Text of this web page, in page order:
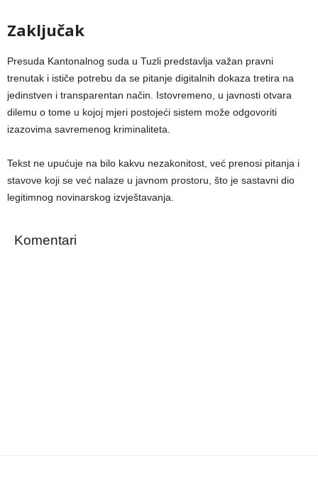
Zaključak
Presuda Kantonalnog suda u Tuzli predstavlja važan pravni
trenutak i ističe potrebu da se pitanje digitalnih dokaza tretira na
jedinstven i transparentan način. Istovremeno, u javnosti otvara
dilemu o tome u kojoj mjeri postojeći sistem može odgovoriti
izazovima savremenog kriminaliteta.
Tekst ne upućuje na bilo kakvu nezakonitost, već prenosi pitanja i
stavove koji se već nalaze u javnom prostoru, što je sastavni dio
legitimnog novinarskog izvještavanja.
Komentari